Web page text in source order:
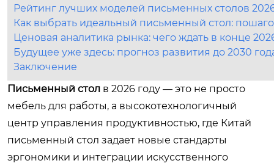
Рейтинг лучших моделей письменных столов
Как выбрать идеальный письменный стол:
Ценовая аналитика рынка: чего ждать в конце
Будущее уже здесь: прогноз развития до 2030
Заключение
Письменный стол в 2026 году — это не просто
мебель для работы, а высокотехнологичный
центр управления продуктивностью, где Китай
письменный стол задает новые стандарты
эргономики и интеграции искусственного